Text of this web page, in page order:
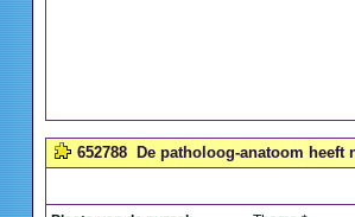
652788 De patholoog-anatoom heeft